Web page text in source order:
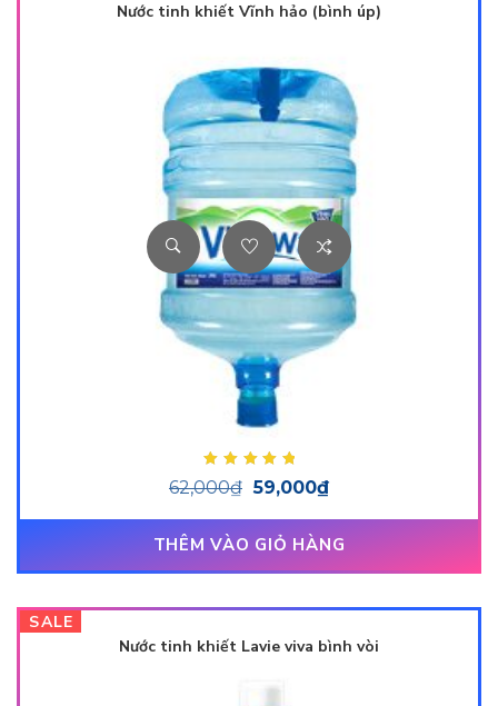
Nước tinh khiết Vĩnh hảo (bình úp)
Được xếp hạng
5.005 sao
62,000₫ 59,000₫
THÊM VÀO GIỎ HÀNG
SALE
Nước tinh khiết Lavie viva bình vòi